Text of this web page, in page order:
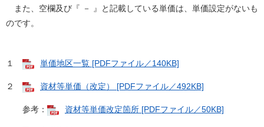
また、空欄及び『 － 』と記載している単価は、単価設定がないも
のです。
１ 単価地区一覧 [PDFファイル／140KB]
２ 資材等単価（改定） [PDFファイル／492KB]
参考： 資材等単価改定箇所 [PDFファイル／50KB]